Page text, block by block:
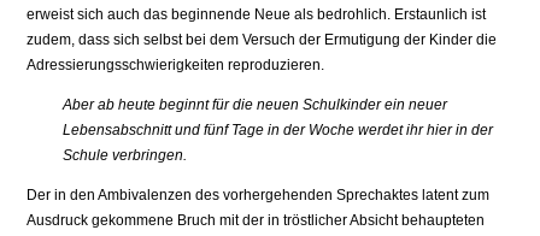
erweist sich auch das beginnende Neue als bedrohlich. Erstaunlich ist
zudem, dass sich selbst bei dem Versuch der Ermutigung der Kinder die
Adressierungsschwierigkeiten reproduzieren.
Aber ab heute beginnt für die neuen Schulkinder ein neuer
Lebensabschnitt und fünf Tage in der Woche werdet ihr hier in der
Schule verbringen.
Der in den Ambivalenzen des vorhergehenden Sprechaktes latent zum
Ausdruck gekommene Bruch mit der in tröstlicher Absicht behaupteten